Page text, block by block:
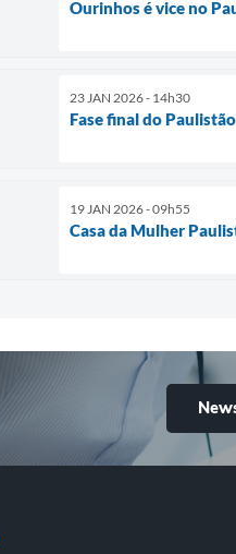
Ourinhos é vice no
23 JAN 2026 - 14h30
Fase final do
19 JAN 2026 - 09h55
Casa da Mulher